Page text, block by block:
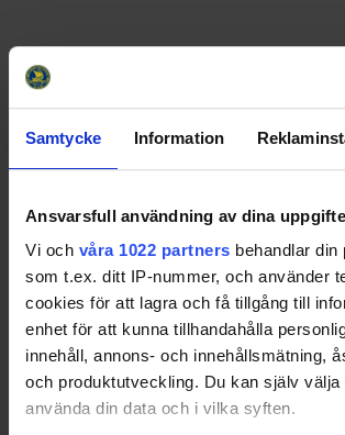
Samtycke Information
Ansvarsfull användning av dina
Vi och våra 1022 partners behandlar din
som t.ex. ditt IP-nummer, och använder
cookies för att lagra och få tillgång till
enhet för att kunna tillhandahålla
innehåll, annons- och innehållsmätning,
och produktutveckling. Du kan själv
använda din data och i vilka syften.
Officiella partners